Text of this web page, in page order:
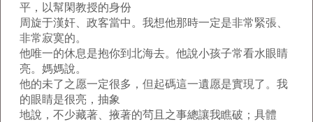
平，以幫閑教授的身份
周旋于漢奸、政客當中。我想他那時一定是非常緊張、
非常寂寞的。
他唯一的休息是抱你到北海去。他說小孩子常看水眼睛
亮。媽媽說。
他的未了之愿一定很多，但起碼這一遺愿是實現了。我
的眼睛是很亮，抽象
地說，不少藏著、掖著的茍且之事總讓我瞧破；具體